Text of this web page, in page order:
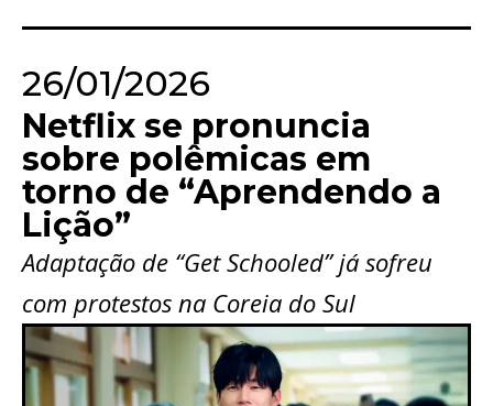
26/01/2026
Netflix se pronuncia
sobre polêmicas em
torno de “Aprendendo a
Lição”
Adaptação de “Get Schooled” já sofreu
com protestos na Coreia do Sul